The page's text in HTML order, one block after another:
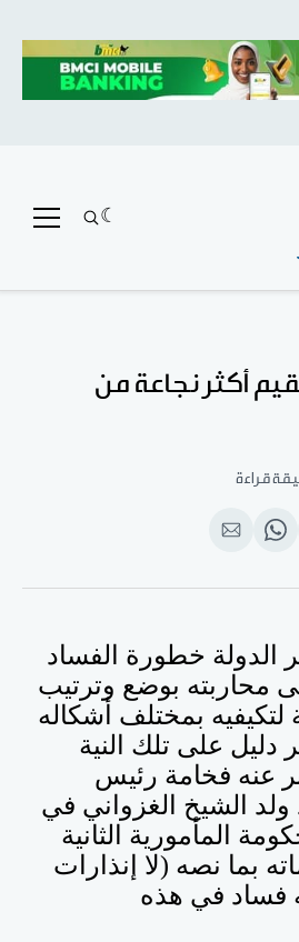
أكثر نجاعة من
Share
WhatsApp
انشر
الإيميل
خطورة الفساد
محاربته بوضع وترتيب
لتكيفيه بمختلف أشكاله
دليل على تلك النية
عنه فخامة رئيس
ولد الشيخ الغزواني في
المأمورية الثانية
بما نصه (لا إنذارات
فساد في هذه